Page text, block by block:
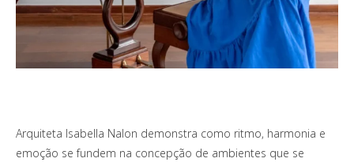
Arquiteta Isabella Nalon demonstra como ritmo, harmonia e
emoção se fundem na concepção de ambientes que se